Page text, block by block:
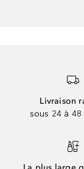
Livraison
sous 24 à 48